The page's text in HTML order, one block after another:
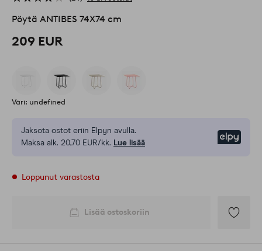
Pöytä ANTIBES 74X74 cm
209 EUR
Väri: undefined
Jaksota ostot eriin Elpyn avulla.
Maksa alk. 20,70 EUR/kk. Lue lisää
Loppunut varastosta
Lisää ostoskoriin